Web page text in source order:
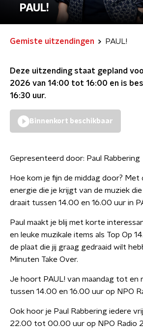
PAUL!
Gemiste uitzendingen PAUL!
Deze uitzending staat gepland
2026 van 14:00 tot 16:00 en is
16:30 uur.
Binnenkort beschikbaar
Gepresenteerd door: Paul Rabbering
Hoe kom je fijn de middag door? Met
energie die je krijgt van de muziek
draait tussen 14.00 en 16.00 uur in
Paul maakt je blij met korte
en leuke muzikale items als Top Op
de plaat die jij graag gedraaid wilt
Minuten Take Over.
Je hoort PAUL! van maandag tot en
tussen 14.00 en 16.00 uur op NPO
Ook hoor je Paul Rabbering iedere
22.00 tot 00.00 uur op NPO Radio